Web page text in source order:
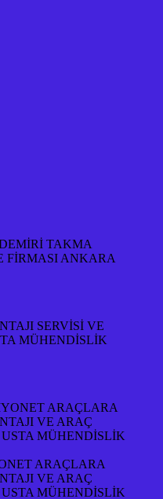
TAKMA
FİRMASI ANKARA
SERVİSİ VE
MÜHENDİSLİK
ARAÇLARA
VE ARAÇ
MÜHENDİSLİK